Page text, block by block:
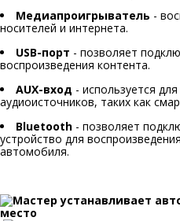
Медиапроигрыватель -
носителей и интернета.
USB-порт - позволяет
воспроизведения контента.
AUX-вход - используется
аудиоисточников, таких как
Bluetooth - позволяет
устройство для
автомобиля.